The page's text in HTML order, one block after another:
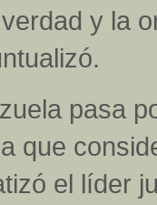
y la
pasa
que
el líder